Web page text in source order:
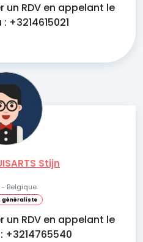
un RDV en appelant le
+3214615021
Stijn
- Belgique
généraliste
un RDV en appelant le
+3214765540